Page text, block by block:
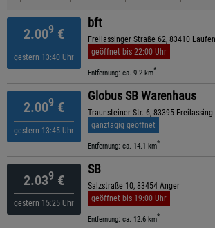
2.009 €
gestern 13:40 Uhr
bft
Freilassinger Straße 62, 83410 Laufen
geöffnet bis 22:00 Uhr
Entfernung: ca. 9.2 km*
2.009 €
gestern 13:45 Uhr
Globus SB Warenhaus
Traunsteiner Str. 6, 83395 Freilassing
ganztägig geöffnet
Entfernung: ca. 14.1 km*
2.039 €
gestern 15:25 Uhr
SB
Salzstraße 10, 83454 Anger
geöffnet bis 19:00 Uhr
Entfernung: ca. 12.6 km*